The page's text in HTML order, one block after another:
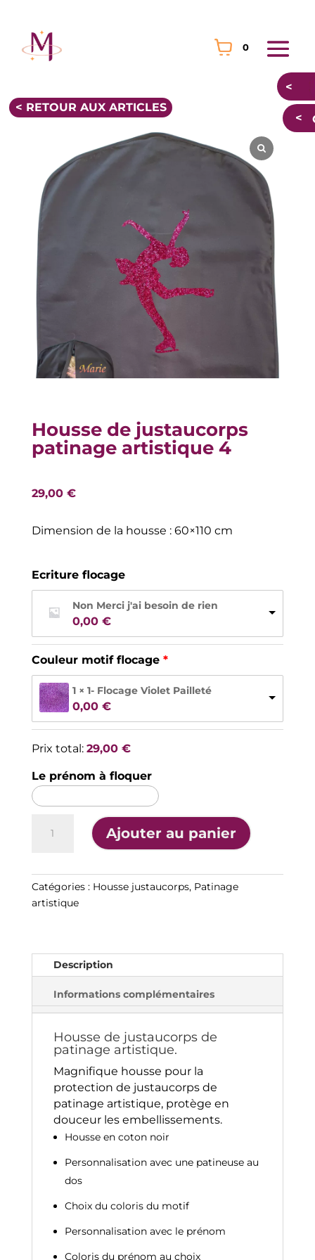
0
< RETOUR AUX ARTICLES
Housse de justaucorps
patinage artistique 4
29,00 €
Dimension de la housse : 60×110 cm
Ecriture flocage
Non Merci j'ai besoin de rien
0,00 €
Couleur motif flocage
1 × 1- Flocage Violet Pailleté
0,00 €
Prix total: 29,00 €
Le prénom à floquer
justaucorps
patinage
Ajouter au panier
e
i
Catégories : Housse justaucorps, Patinage
artistique
Description
Informations complémentaires
Housse de justaucorps de
patinage artistique.
Magnifique housse pour la
protection de justaucorps de
patinage artistique, protège en
douceur les embellissements.
Housse en coton noir
Personnalisation avec une patineuse au
dos
Choix du coloris du motif
Personnalisation avec le prénom
Coloris du prénom au choix